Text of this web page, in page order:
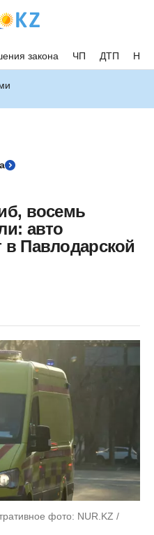
закона ЧП ДТП
восемь
авто
Павлодарской
фото: NUR.KZ /